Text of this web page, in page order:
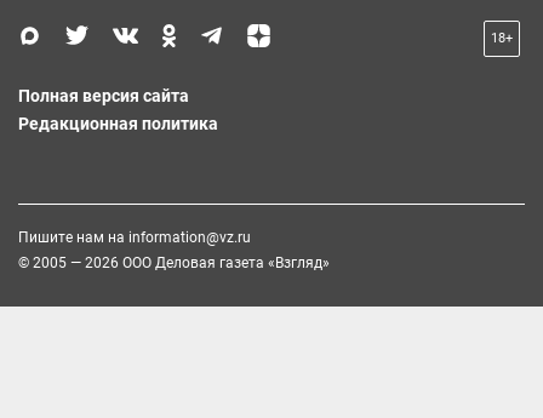
18+
Полная версия сайта
Редакционная политика
Пишите нам на information@vz.ru
© 2005 — 2026 ООО Деловая газета «Взгляд»